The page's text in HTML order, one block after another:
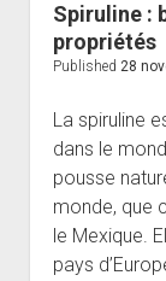
Spiruline :
propriétés
Published 28
La spiruline
dans le
pousse
monde, que
le Mexique.
pays